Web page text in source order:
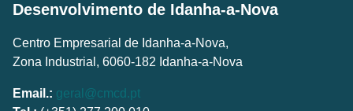
Desenvolvimento de Idanha-a-Nova
Centro Empresarial de Idanha-a-Nova,
Zona Industrial, 6060-182 Idanha-a-Nova
Email.: geral@cmcd.pt